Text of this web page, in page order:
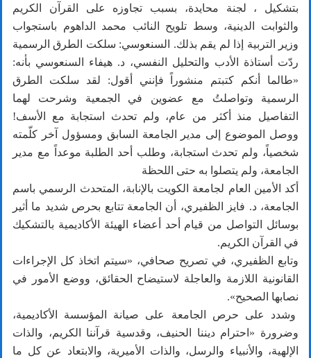
بتشكيل ، لجنة محايدة، بسبب تجاوزه على القرآن الكريم
والثوابت الدينية، وسط تلويح النائب محمد الداهوم باستجواب
وزير التربية إذا لم يقم بذلك. السنعوسي: سلكت الطرق الرسمية
ردّت أستاذة الأدب والتحليل النفسي، د. هيفاء السنعوسي بأنه:
«طالما أنكم كتبتم منشوراً فإنني أقول: لقد سلكت الطرق
الرسمية وتواصلتُ مع عضوين في الجمعية وشرحت لهما
التفاصيل منذ أكثر من عام، ولم تحدث استجابة مع الأسف!
ووصل الموضوع إلى مدير الجامعة السابق ومسؤول آخر كلّمته
شخصياً، ولم تحدث استجابة، وطلب أحد الطلبة موعداً مع مدير
الجامعة، ولم يتصلوا به حتى اللحظة
أكد الأمين العام لجامعة الكويت بالإنابة، المتحدث الرسمي باسم
الجامعة، د. فايز الظفيري، أن الجامعة تتابع بحرص شديد ما أثير
بوسائل التواصل من قيام أحد أعضاء الهيئة الأكاديمية بالتشكيك
في القرآن الكريم.
وتابع الظفيري، في تصريح صحافي، «سيتم اتخاذ كل الإجراءات
القانونية اللازمة والعاجلة لاستيضاح الحقائق، ووضع الأمور في
نصابها الصحيح».
وشدد على حرص الجامعة على صيانة المؤسسة الأكاديمية،
وضرورة «احترام ديننا الحنيف، وقدسية قرآننا الكريم، والذات
الإلهية، والأنبياء والرسل، والذات الأميرية، والابتعاد عن كل ما